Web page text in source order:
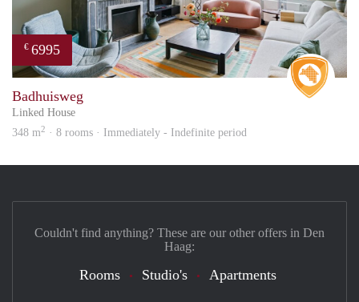
€ 6995
Badhuisweg
Linked House
348 m2 · 8 rooms · Immediately - Indefinite period
Couldn't find anything? These are our other offers in Den
Haag:
Rooms Studio's Apartments